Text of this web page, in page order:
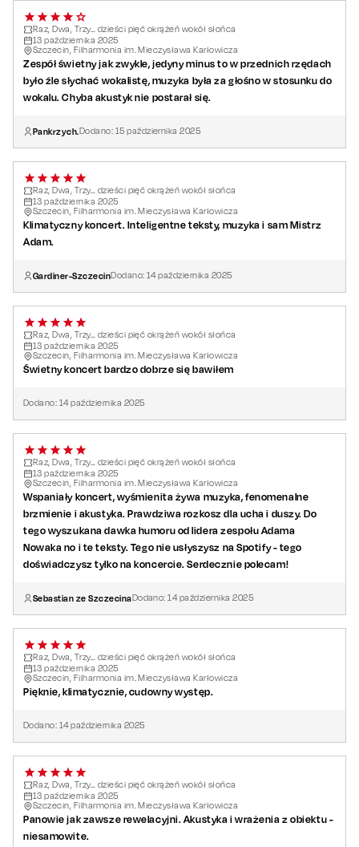
Raz, Dwa, Trzy… dzieści pięć okrążeń wokół słońca
13 października 2025
Szczecin, Filharmonia im. Mieczysława Karłowicza
Zespół świetny jak zwykle, jedyny minus to w przednich rzędach
było źle słychać wokalistę, muzyka była za głośno w stosunku do
wokalu. Chyba akustyk nie postarał się.
Pankrzych.Dodano: 15 października 2025
Raz, Dwa, Trzy… dzieści pięć okrążeń wokół słońca
13 października 2025
Szczecin, Filharmonia im. Mieczysława Karłowicza
Klimatyczny koncert. Inteligentne teksty, muzyka i sam Mistrz
Adam.
Gardiner-SzczecinDodano:14października 2025
Raz, Dwa, Trzy… dzieści pięć okrążeń wokół słońca
13 października 2025
Szczecin, Filharmonia im. Mieczysława Karłowicza
Świetny koncert bardzo dobrze się bawiłem
Dodano: 14października 2025
Raz, Dwa, Trzy… dzieści pięć okrążeń wokół słońca
13 października 2025
Szczecin, Filharmonia im. Mieczysława Karłowicza
Wspaniały koncert, wyśmienita żywa muzyka, fenomenalne
brzmienie i akustyka. Prawdziwa rozkosz dla ucha i duszy. Do
tego wyszukana dawka humoru od lidera zespołu Adama
Nowaka no i te teksty. Tego nie usłyszysz na Spotify - tego
doświadczysz tylko na koncercie. Serdecznie polecam!
Sebastian ze SzczecinaDodano:14 października 2025
Raz, Dwa, Trzy… dzieści pięć okrążeń wokół słońca
13 października 2025
Szczecin, Filharmonia im. Mieczysława Karłowicza
Pięknie, klimatycznie, cudowny występ.
Dodano: 14października 2025
Raz, Dwa, Trzy… dzieści pięć okrążeń wokół słońca
13 października 2025
Szczecin, Filharmonia im. Mieczysława Karłowicza
Panowie jak zawsze rewelacyjni. Akustyka i wrażenia z obiektu -
niesamowite.